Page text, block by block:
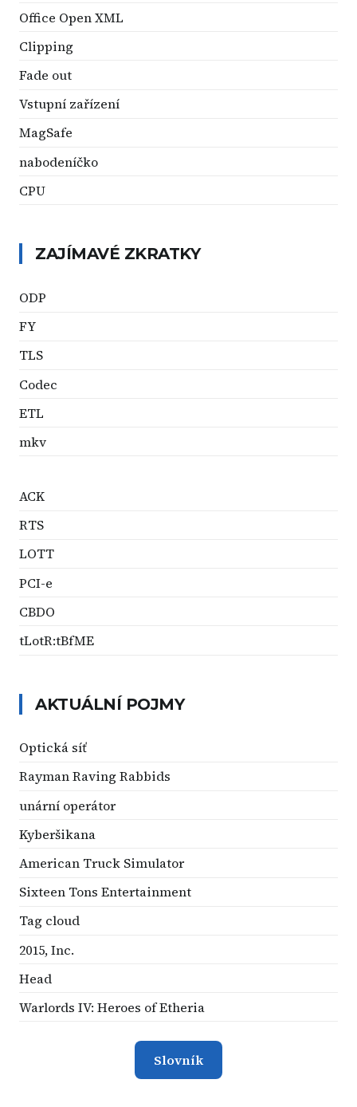
Office Open XML
Clipping
Fade out
Vstupní zařízení
MagSafe
nabodeníčko
CPU
ZAJÍMAVÉ ZKRATKY
ODP
FY
TLS
Codec
ETL
mkv
ACK
RTS
LOTT
PCI-e
CBDO
tLotR:tBfME
AKTUÁLNÍ POJMY
Optická síť
Rayman Raving Rabbids
unární operátor
Kyberšikana
American Truck Simulator
Sixteen Tons Entertainment
Tag cloud
2015, Inc.
Head
Warlords IV: Heroes of Etheria
Slovník